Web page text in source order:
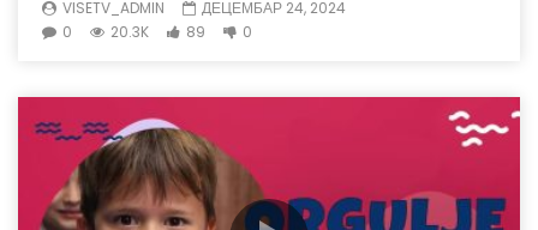
VISETV_ADMIN
ДЕЦЕМБАР 24, 2024
0
20.3K 89 0